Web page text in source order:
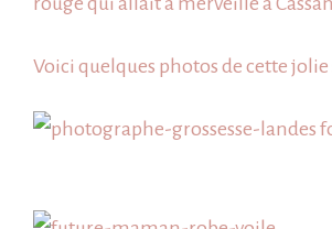
Voici quelques photos de cette jolie